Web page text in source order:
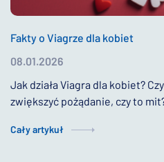
Fakty o Viagrze dla kobiet
08.01.2026
Jak działa Viagra dla kobiet?
zwiększyć pożądanie, czy to
Cały artykuł